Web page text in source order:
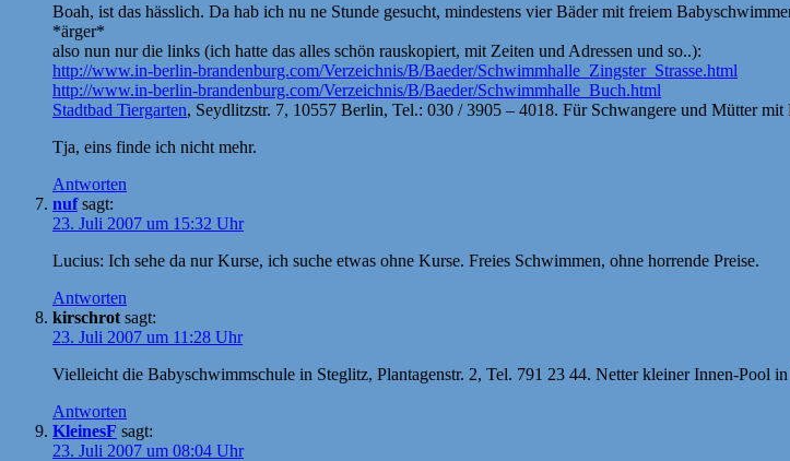
Boah, ist das hässlich. Da hab ich nu ne Stunde gesucht, mindestens vier Bäder mit freiem
*ärger*
also nun nur die links (ich hatte das alles schön rauskopiert, mit Zeiten und Adressen und so..):
http://www.in-berlin-brandenburg.com/Verzeichnis/B/Baeder/Schwimmhalle_Zingster_Strasse.html
http://www.in-berlin-brandenburg.com/Verzeichnis/B/Baeder/Schwimmhalle_Buch.html
Stadtbad Tiergarten, Seydlitzstr. 7, 10557 Berlin, Tel.: 030 / 3905 – 4018. Für Schwangere und Mütter mit
Tja, eins finde ich nicht mehr.
Antworten
nuf sagt:
23. Juli 2007 um 15:32 Uhr
Lucius: Ich sehe da nur Kurse, ich suche etwas ohne Kurse. Freies Schwimmen, ohne horrende Preise.
Antworten
kirschrot sagt:
23. Juli 2007 um 11:28 Uhr
Vielleicht die Babyschwimmschule in Steglitz, Plantagenstr. 2, Tel. 791 23 44. Netter kleiner Innen-Pool
Antworten
KleinesF sagt:
23. Juli 2007 um 08:04 Uhr